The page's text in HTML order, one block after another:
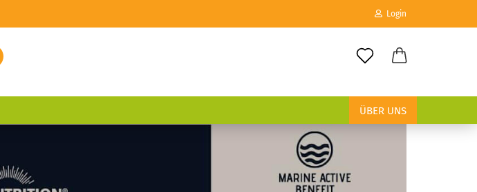
Login
Passwort
Suche...
ÜBER UNS